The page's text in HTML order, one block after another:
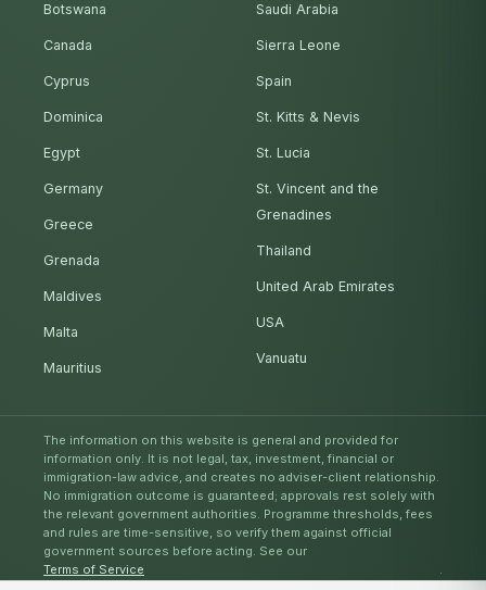
Botswana
Canada
Cyprus
Dominica
Egypt
Germany
Greece
Grenada
Maldives
Malta
Mauritius
Saudi Arabia
Sierra Leone
Spain
St. Kitts & Nevis
St. Lucia
St. Vincent and the
Grenadines
Thailand
United Arab Emirates
USA
Vanuatu
The information on this website is general and provided for
information only. It is not legal, tax, investment, financial or
immigration-law advice, and creates no adviser-client relationship.
No immigration outcome is guaranteed; approvals rest solely with
the relevant government authorities. Programme thresholds, fees
and rules are time-sensitive, so verify them against official
government sources before acting. See our
Terms of Service